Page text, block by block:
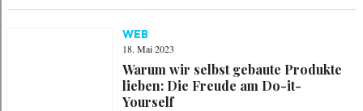
WEB
18. Mai 2023
Warum wir selbst gebaute Produkte
lieben: Die Freude am Do-it-
Yourself